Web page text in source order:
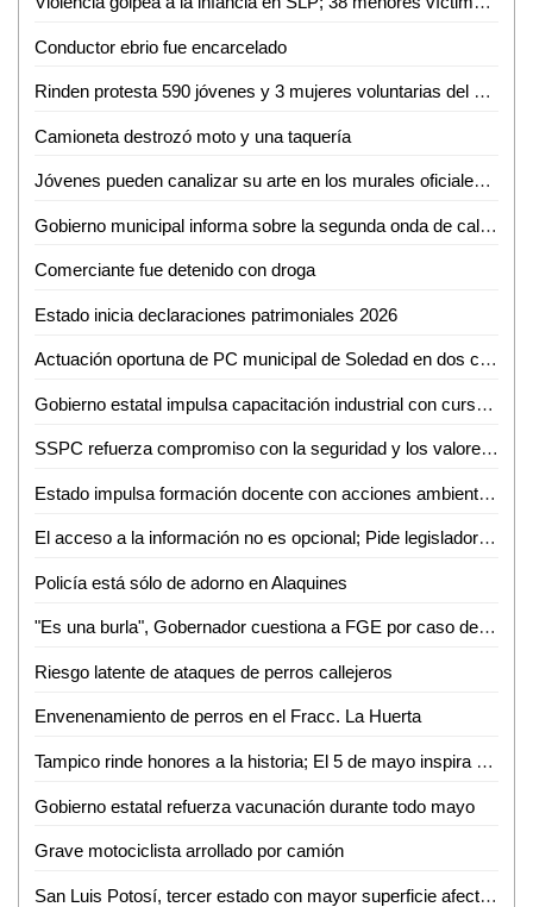
Conductor ebrio fue encarcelado
Rinden protesta 590 jóvenes y 3 mujeres voluntarias del Servicio Militar Nacional en Ciudad Valles
Camioneta destrozó moto y una taquería
Jóvenes pueden canalizar su arte en los murales oficiales del puerto: Mónica Villareal
Gobierno municipal informa sobre la segunda onda de calor en la región
Comerciante fue detenido con droga
Estado inicia declaraciones patrimoniales 2026
Actuación oportuna de PC municipal de Soledad en dos conatos de incendio
Gobierno estatal impulsa capacitación industrial con cursos especializados en mayo
SSPC refuerza compromiso con la seguridad y los valores nacionales
Estado impulsa formación docente con acciones ambientales y artísticas
El acceso a la información no es opcional; Pide legisladora mejorar atención a grupos vulnerables
Policía está sólo de adorno en Alaquines
"Es una burla", Gobernador cuestiona a FGE por caso de exfuncionario bajo arresto domiciliario
Riesgo latente de ataques de perros callejeros
Envenenamiento de perros en el Fracc. La Huerta
Tampico rinde honores a la historia; El 5 de mayo inspira el trabajo por la ciudad
Gobierno estatal refuerza vacunación durante todo mayo
Grave motociclista arrollado por camión
San Luis Potosí, tercer estado con mayor superficie afectada por incendios forestales